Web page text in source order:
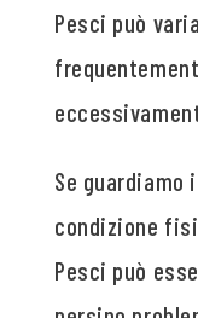
Pesci può
Se guardiamo
condizione
Pesci può